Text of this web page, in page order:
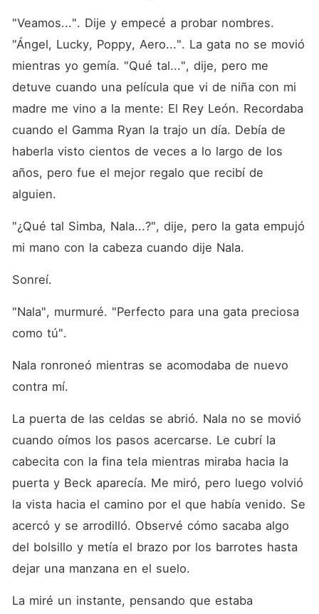
"Veamos...". Dije y empecé a probar nombres.
"Ángel, Lucky, Poppy, Aero...". La gata no se movió
mientras yo gemía. "Qué tal...", dije, pero me
detuve cuando una película que vi de niña con mi
madre me vino a la mente: El Rey León. Recordaba
cuando el Gamma Ryan la trajo un día. Debía de
haberla visto cientos de veces a lo largo de los
años, pero fue el mejor regalo que recibí de
alguien.
"¿Qué tal Simba, Nala...?", dije, pero la gata empujó
mi mano con la cabeza cuando dije Nala.
Sonreí.
"Nala", murmuré. "Perfecto para una gata preciosa
como tú".
Nala ronroneó mientras se acomodaba de nuevo
contra mí.
La puerta de las celdas se abrió. Nala no se movió
cuando oímos los pasos acercarse. Le cubrí la
cabecita con la fina tela mientras miraba hacia la
puerta y Beck aparecía. Me miró, pero luego volvió
la vista hacia el camino por el que había venido. Se
acercó y se arrodilló. Observé cómo sacaba algo
del bolsillo y metía el brazo por los barrotes hasta
dejar una manzana en el suelo.
La miré un instante, pensando que estaba